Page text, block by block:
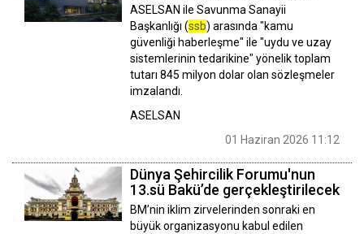
ASELSAN ile Savunma Sanayii
Başkanlığı (ssb) arasında "kamu
güvenliği haberleşme" ile "uydu ve uzay
sistemlerinin tedarikine" yönelik toplam
tutarı 845 milyon dolar olan sözleşmeler
imzalandı.
ASELSAN
01 Haziran 2026 11:12
Dünya Şehircilik Forumu'nun
13.sü Bakü’de gerçekleştirilecek
BM’nin iklim zirvelerinden sonraki en
büyük organizasyonu kabul edilen